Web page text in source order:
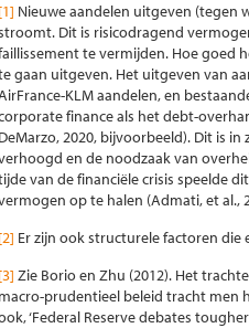
[1] Nieuwe aandelen uitgeven (tegen
Dit is risicodragend
te vermijden. Hoe goed
gaan uitgeven. Het uitgeven van
KLM aandelen, en
finance als het debt-
DeMarzo, 2020, bijvoorbeeld). Dit is
en de noodzaak van
van de financiële crisis speelde
op te halen (Admati, et al.,
[2] Er zijn ook structurele factoren die
[3] Zie Borio en Zhu (2012). Het
macro-prudentieel beleid tracht men
‘Federal Reserve debates